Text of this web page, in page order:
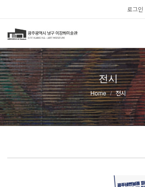
로그인
전시
Home 전시